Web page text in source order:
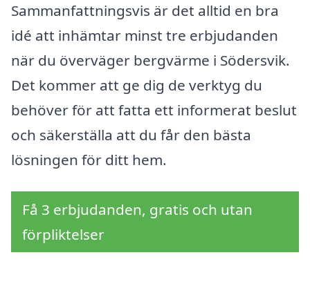
Sammanfattningsvis är det alltid en bra
idé att inhämtar minst tre erbjudanden
när du överväger bergvärme i Södersvik.
Det kommer att ge dig de verktyg du
behöver för att fatta ett informerat beslut
och säkerställa att du får den bästa
lösningen för ditt hem.
Få 3 erbjudanden, gratis och utan
förpliktelser